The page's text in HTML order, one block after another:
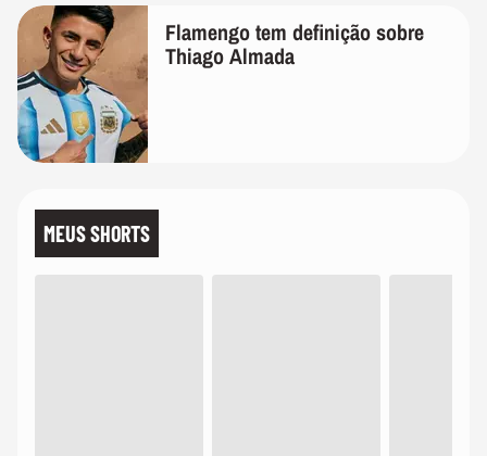
Flamengo tem definição sobre
Thiago Almada
MEUS SHORTS